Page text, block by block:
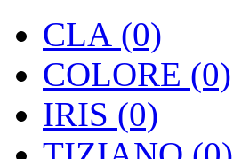
CLA (0)
COLORE (0)
IRIS (0)